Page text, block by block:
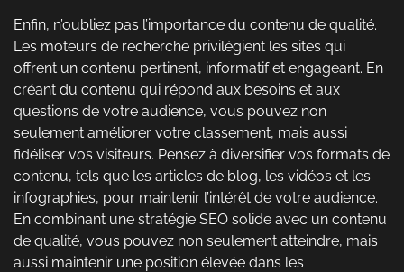
Enfin, n’oubliez pas l’importance du contenu de qualité.
Les moteurs de recherche privilégient les sites qui
offrent un contenu pertinent, informatif et engageant. En
créant du contenu qui répond aux besoins et aux
questions de votre audience, vous pouvez non
seulement améliorer votre classement, mais aussi
fidéliser vos visiteurs. Pensez à diversifier vos formats de
contenu, tels que les articles de blog, les vidéos et les
infographies, pour maintenir l’intérêt de votre audience.
En combinant une stratégie SEO solide avec un contenu
de qualité, vous pouvez non seulement atteindre, mais
aussi maintenir une position élevée dans les